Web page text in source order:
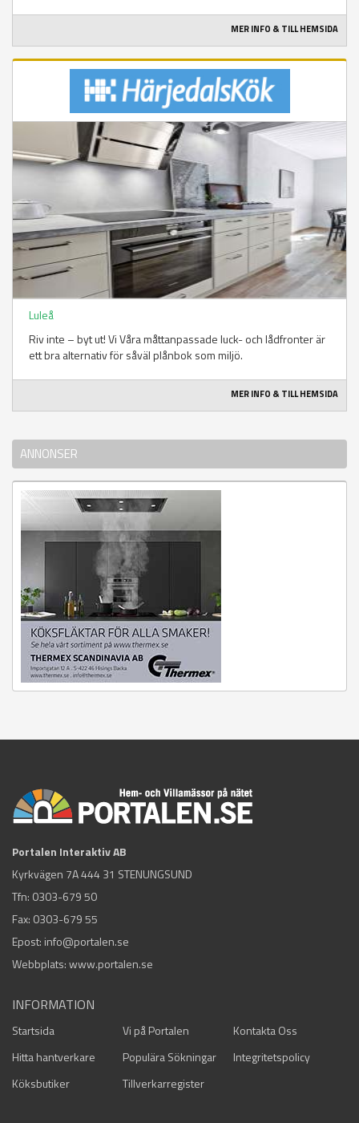
MER INFO & TILL HEMSIDA
Luleå
Riv inte – byt ut! Vi Våra måttanpassade luck- och lådfronter är
ett bra alternativ för såväl plånbok som miljö.
MER INFO & TILL HEMSIDA
ANNONSER
Portalen Interaktiv AB
Kyrkvägen 7A 444 31 STENUNGSUND
Tfn: 0303-679 50
Fax: 0303-679 55
Epost: info@portalen.se
Webbplats: www.portalen.se
INFORMATION
Startsida Vi på Portalen
Kontakta Oss
Hitta hantverkare
Populära Sökningar
Integritetspolicy
Köksbutiker
Tillverkarregister